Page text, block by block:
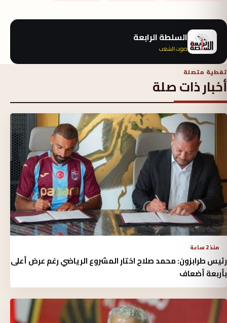
السلطة الرابعة
صوت الشعب
تغطية متصلة
أخبار ذات صلة
منذ 2 ساعة
رئيس طرابزون: محمد صلاح اختار المشروع الرياضي رغم عرض أعلى
بأربعة أضعاف